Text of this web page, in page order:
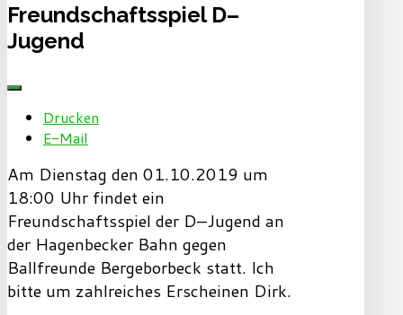
Freundschaftsspiel D–
Jugend
Drucken
E-Mail
Am Dienstag den 01.10.2019 um
18:00 Uhr findet ein
Freundschaftsspiel der D–Jugend an
der Hagenbecker Bahn gegen
Ballfreunde Bergeborbeck statt. Ich
bitte um zahlreiches Erscheinen Dirk.